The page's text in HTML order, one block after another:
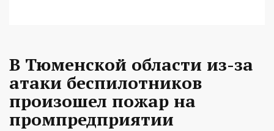
В Тюменской области из-за
атаки беспилотников
произошел пожар на
промпредприятии